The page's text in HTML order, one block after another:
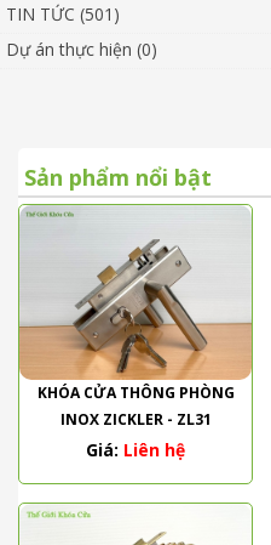
TIN TỨC (501)
Dự án thực hiện (0)
Sản phẩm nổi bật
KHÓA CỬA THÔNG PHÒNG
INOX ZICKLER - ZL31
Giá: Liên hệ